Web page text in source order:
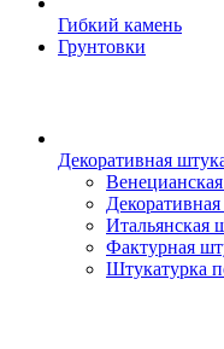
Гибкий камень
Грунтовки
Декоративная
Итальянская
Фактурная
Штукатурка